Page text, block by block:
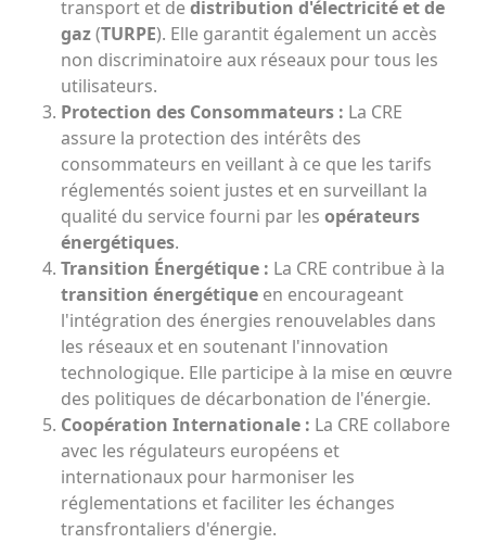
transport et dedistribution d'électricité et de
gaz(TURPE). Elle garantit également un accès
non discriminatoire aux réseaux pour tous les
utilisateurs.
Protection des Consommateurs : La CRE
assure la protection des intérêts des
consommateurs en veillant à ce que les tarifs
réglementés soient justes et en surveillant la
qualité du service fourni par les opérateurs
énergétiques.
Transition Énergétique : La CRE contribue à la
transition énergétique en encourageant
l'intégration des énergies renouvelables dans
les réseaux et en soutenant l'innovation
technologique. Elle participe à la mise en œuvre
des politiques de décarbonation de l'énergie.
Coopération Internationale : La CRE collabore
avec les régulateurs européens et
internationaux pour harmoniser les
réglementations et faciliter les échanges
transfrontaliers d'énergie.